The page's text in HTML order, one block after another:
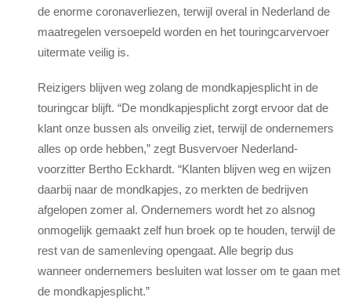
de enorme coronaverliezen, terwijl overal in Nederland de
maatregelen versoepeld worden en het touringcarvervoer
uitermate veilig is.
Reizigers blijven weg zolang de mondkapjesplicht in de
touringcar blijft. “De mondkapjesplicht zorgt ervoor dat de
klant onze bussen als onveilig ziet, terwijl de ondernemers
alles op orde hebben,” zegt Busvervoer Nederland-
voorzitter Bertho Eckhardt. “Klanten blijven weg en wijzen
daarbij naar de mondkapjes, zo merkten de bedrijven
afgelopen zomer al. Ondernemers wordt het zo alsnog
onmogelijk gemaakt zelf hun broek op te houden, terwijl de
rest van de samenleving opengaat. Alle begrip dus
wanneer ondernemers besluiten wat losser om te gaan met
de mondkapjesplicht.”